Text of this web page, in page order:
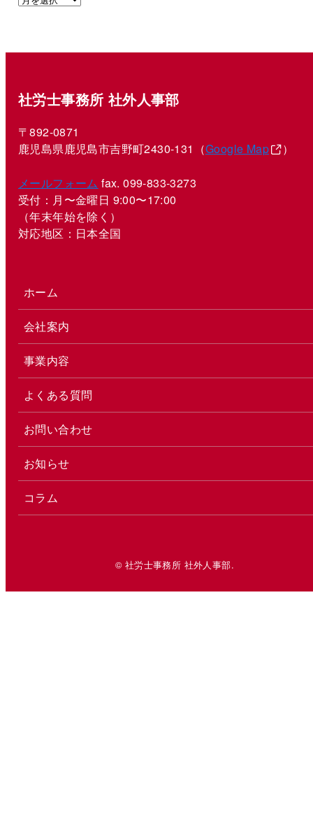
社労士事務所 社外人事部
〒892-0871
鹿児島県鹿児島市吉野町2430-131（Google Map ）
メールフォーム fax. 099-833-3273
受付：月〜金曜日 9:00〜17:00
（年末年始を除く）
対応地区：日本全国
ホーム
会社案内
事業内容
よくある質問
お問い合わせ
お知らせ
コラム
© 社労士事務所 社外人事部.